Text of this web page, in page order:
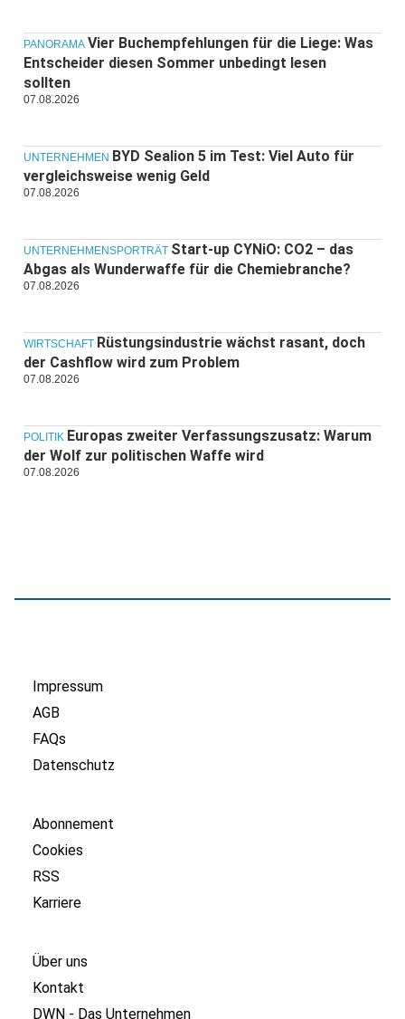
PANORAMA Vier Buchempfehlungen für die Liege: Was
Entscheider diesen Sommer unbedingt lesen
sollten
07.08.2026
UNTERNEHMEN BYD Sealion 5 im Test: Viel Auto für
vergleichsweise wenig Geld
07.08.2026
UNTERNEHMENSPORTRÄT Start-up CYNiO: CO2 – das
Abgas als Wunderwaffe für die Chemiebranche?
07.08.2026
WIRTSCHAFT Rüstungsindustrie wächst rasant, doch
der Cashflow wird zum Problem
07.08.2026
POLITIK Europas zweiter Verfassungszusatz: Warum
der Wolf zur politischen Waffe wird
07.08.2026
Impressum
AGB
FAQs
Datenschutz
Abonnement
Cookies
RSS
Karriere
Über uns
Kontakt
DWN - Das Unternehmen